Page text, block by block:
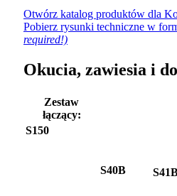
Otwórz katalog produktów dla
Pobierz rysunki techniczne w
required!)
Okucia, zawiesia i
Zestaw
łączący:
S150
S40B